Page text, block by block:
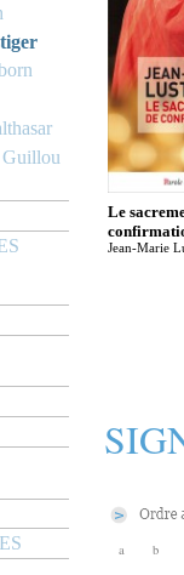
Guillou
Le
Jean-Marie
a b